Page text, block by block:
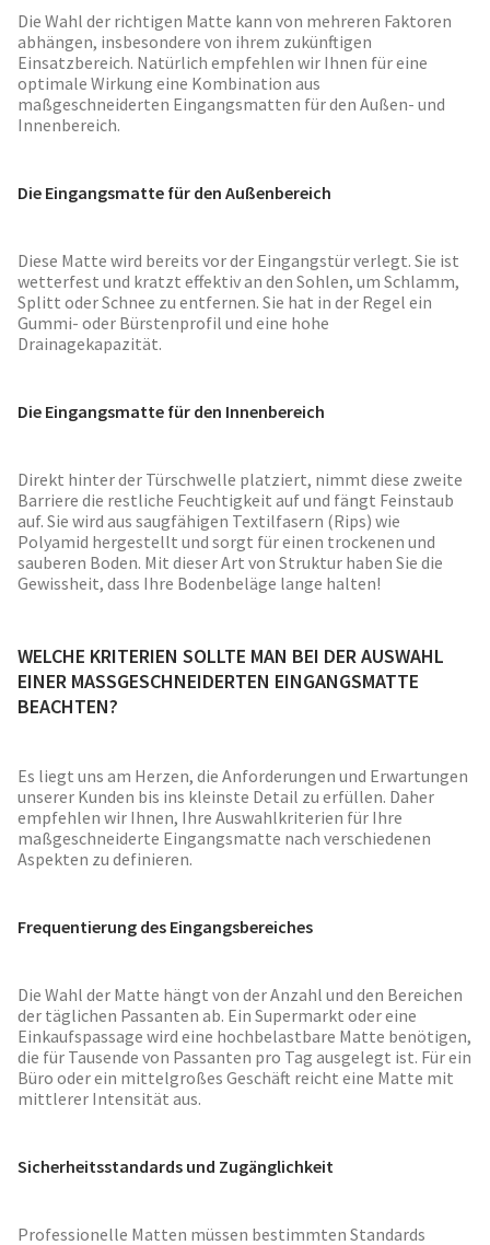
Die Wahl der richtigen Matte kann von mehreren Faktoren
abhängen, insbesondere von ihrem zukünftigen
Einsatzbereich. Natürlich empfehlen wir Ihnen für eine
optimale Wirkung eine Kombination aus
maßgeschneiderten Eingangsmatten für den Außen- und
Innenbereich.
Die Eingangsmatte für den Außenbereich
Diese Matte wird bereits vor der Eingangstür verlegt. Sie ist
wetterfest und kratzt effektiv an den Sohlen, um Schlamm,
Splitt oder Schnee zu entfernen. Sie hat in der Regel ein
Gummi- oder Bürstenprofil und eine hohe
Drainagekapazität.
Die Eingangsmatte für den Innenbereich
Direkt hinter der Türschwelle platziert, nimmt diese zweite
Barriere die restliche Feuchtigkeit auf und fängt Feinstaub
auf. Sie wird aus saugfähigen Textilfasern (Rips) wie
Polyamid hergestellt und sorgt für einen trockenen und
sauberen Boden. Mit dieser Art von Struktur haben Sie die
Gewissheit, dass Ihre Bodenbeläge lange halten!
WELCHE KRITERIEN SOLLTE MAN BEI DER AUSWAHL
EINER MASSGESCHNEIDERTEN EINGANGSMATTE
BEACHTEN?
Es liegt uns am Herzen, die Anforderungen und Erwartungen
unserer Kunden bis ins kleinste Detail zu erfüllen. Daher
empfehlen wir Ihnen, Ihre Auswahlkriterien für Ihre
maßgeschneiderte Eingangsmatte nach verschiedenen
Aspekten zu definieren.
Frequentierung des Eingangsbereiches
Die Wahl der Matte hängt von der Anzahl und den Bereichen
der täglichen Passanten ab. Ein Supermarkt oder eine
Einkaufspassage wird eine hochbelastbare Matte benötigen,
die für Tausende von Passanten pro Tag ausgelegt ist. Für ein
Büro oder ein mittelgroßes Geschäft reicht eine Matte mit
mittlerer Intensität aus.
Sicherheitsstandards und Zugänglichkeit
Professionelle Matten müssen bestimmten Standards